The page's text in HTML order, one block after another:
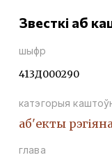
Звесткі аб
шыфр
413Д000290
катэгорыя
аб'екты
глава